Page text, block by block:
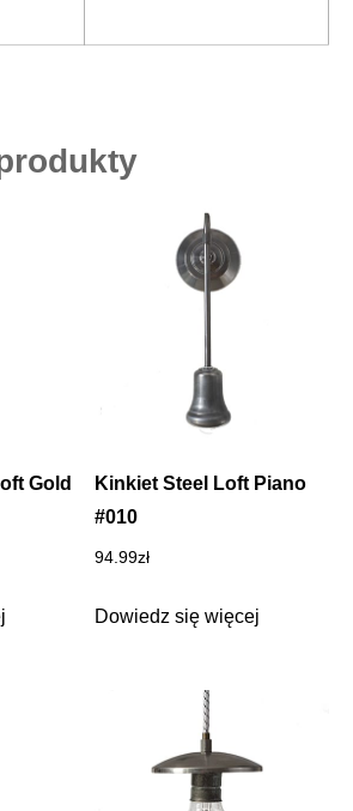
Gold
Kinkiet Steel Loft Piano
#010
94.99zł
Dowiedz się więcej